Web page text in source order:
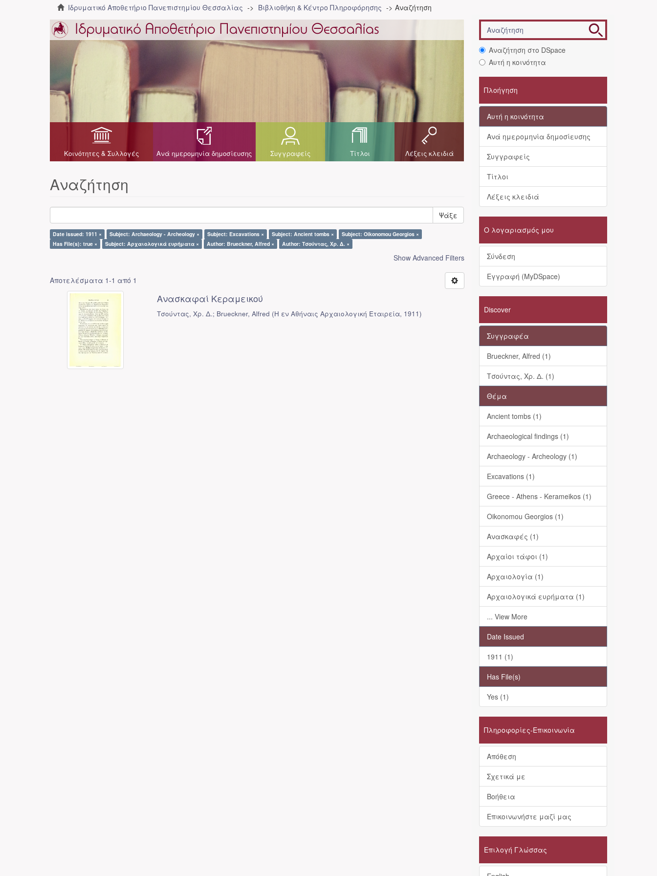
Ιδρυματικό Αποθετήριο Πανεπιστημίου Θεσσαλίας Βιβλιοθήκη & Κέντρο Πληροφόρησης Αναζήτηση
Κοινότητες & Συλλογές Ανά ημερομηνία δημοσίευσης Συγγραφείς Τίτλοι Λέξεις κλειδιά
Αναζήτηση
Ψάξε
Date issued: 1911 × Subject: Archaeology - Archeology × Subject: Excavations × Subject: Ancient tombs ×
Subject: Oikonomou Georgios ×
Has File(s): true ×
Subject: Αρχαιολογικά ευρήματα × Author: Brueckner, Alfred × Author: Τσούντας, Χρ. Δ. ×
Show Advanced Filters
Αποτελέσματα 1-1 από 1
Ανασκαφαί Κεραμεικού
Τσούντας, Χρ. Δ.; Brueckner, Alfred (Η εν Αθήναις Αρχαιολογική Εταιρεία, 1911)
Αναζήτηση στο DSpace
Αυτή η κοινότητα
Πλοήγηση
Αυτή η κοινότητα
Ανά ημερομηνία δημοσίευσης
Συγγραφείς
Τίτλοι
Λέξεις κλειδιά
Ο λογαριασμός μου
Σύνδεση
Εγγραφή (MyDSpace)
Discover
Συγγραφέα
Brueckner, Alfred (1)
Τσούντας, Χρ. Δ. (1)
Θέμα
Ancient tombs (1)
Archaeological findings (1)
Archaeology - Archeology (1)
Excavations (1)
Greece - Athens - Kerameikos (1)
Oikonomou Georgios (1)
Ανασκαφές (1)
Αρχαίοι τάφοι (1)
Αρχαιολογία (1)
Αρχαιολογικά ευρήματα (1)
... View More
Date Issued
1911 (1)
Has File(s)
Yes (1)
Πληροφορίες-Επικοινωνία
Απόθεση
Σχετικά με
Βοήθεια
Επικοινωνήστε μαζί μας
Επιλογή Γλώσσας